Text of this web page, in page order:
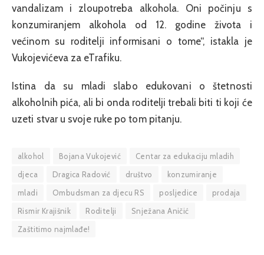
vandalizam i zloupotreba alkohola. Oni počinju s
konzumiranjem alkohola od 12. godine života i
većinom su roditelji informisani o tome“, istakla je
Vukojevićeva za eTrafiku.
Istina da su mladi slabo edukovani o štetnosti
alkoholnih pića, ali bi onda roditelji trebali biti ti koji će
uzeti stvar u svoje ruke po tom pitanju.
alkohol Bojana Vukojević
Centar za edukaciju mladih
djeca
Dragica Radović društvo
konzumiranje
mladi
Ombudsman za djecu RS posljedice
prodaja
Rismir Krajišnik
Roditelji
Snježana Aničić
Zaštitimo najmlađe!